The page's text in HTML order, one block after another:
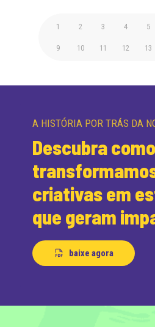
1 2 3 4 5
9 10 11 12 13
A HISTÓRIA POR TRÁS DA
Descubra como
criativas em
que geram
baixe agora